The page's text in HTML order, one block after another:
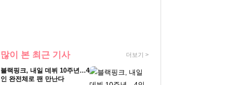
많이 본 최근 기사 더보기 >
블랙핑크, 내일 데뷔 10주년…4
인 완전체로 팬 만난다